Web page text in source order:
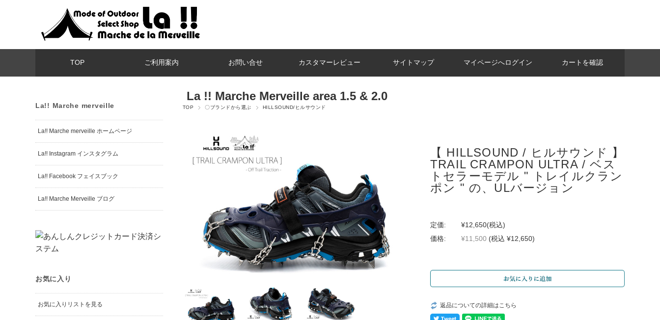
TOP ご利用案内 お問い合せ カスタマーレビュー サイトマップ マイページへログイン カートを確認
La !! Marche Merveille area 1.5 & 2.0
TOP 〇ブランドから選ぶ HILLSOUND/ヒルサウンド
【 HILLSOUND / ヒルサウンド 】
TRAIL CRAMPON ULTRA / ベス
トセラーモデル " トレイルクラン
ポン " の、ULバージョン
定価: ¥12,650(税込)
価格:
¥11,500 (税込 ¥12,650)
返品についての詳細はこちら
La!! Marche merveille
La!! Marche merveille ホームページ
La!! Instagram インスタグラム
La!! Facebook フェイスブック
La!! Marche Merveille ブログ
お気に入り
お気に入りリストを見る